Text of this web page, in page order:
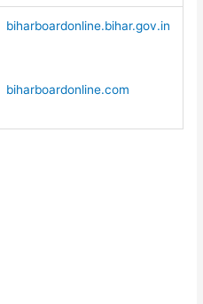
biharboardonline.bihar.gov.in
biharboardonline.com